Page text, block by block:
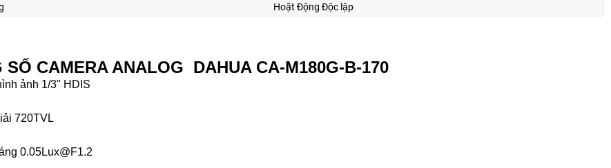
Hoặt Động Độc lập
SỐ CAMERA ANALOG DAHUA CA-M180G-B-170
ảnh 1/3" HDIS
720TVL
0.05Lux@F1.2